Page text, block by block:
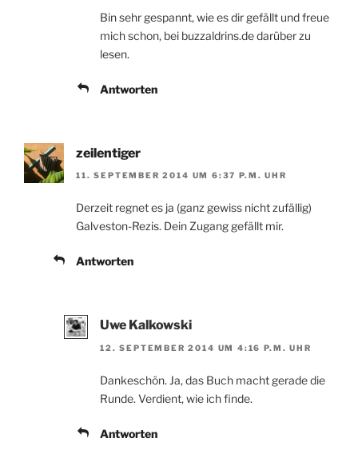
Bin sehr gespannt, wie es dir gefällt und freue
mich schon, bei buzzaldrins.de darüber zu
lesen.
Antworten
zeilentiger
11. SEPTEMBER 2014 UM 6:37 P.M. UHR
Derzeit regnet es ja (ganz gewiss nicht zufällig)
Galveston-Rezis. Dein Zugang gefällt mir.
Antworten
Uwe Kalkowski
12. SEPTEMBER 2014 UM 4:16 P.M. UHR
Dankeschön. Ja, das Buch macht gerade die
Runde. Verdient, wie ich finde.
Antworten